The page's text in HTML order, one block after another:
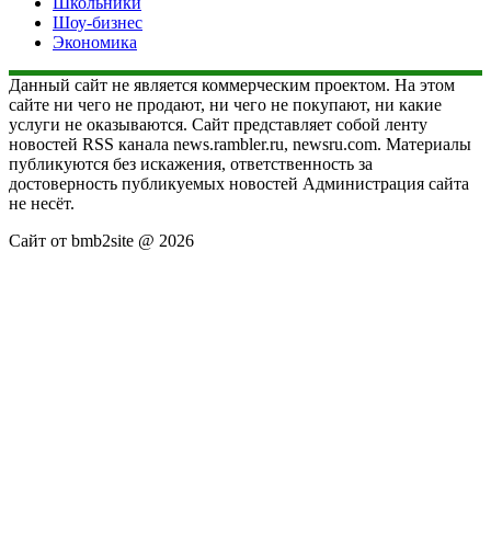
Шоу-бизнес
Экономика
Данный сайт не является коммерческим проектом. На этом
сайте ни чего не продают, ни чего не покупают, ни какие
услуги не оказываются. Сайт представляет собой ленту
новостей RSS канала news.rambler.ru, newsru.com. Материалы
публикуются без искажения, ответственность за
достоверность публикуемых новостей Администрация сайта
не несёт.
Сайт от bmb2site @ 2026